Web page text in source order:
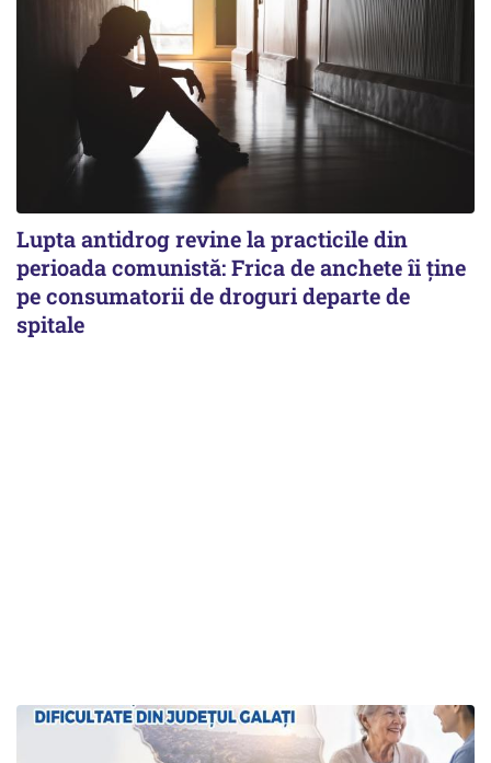
Lupta antidrog revine la practicile din
perioada comunistă: Frica de anchete îi ține
pe consumatorii de droguri departe de
spitale